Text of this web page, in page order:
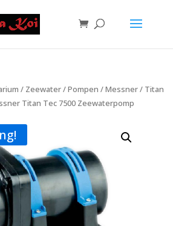
/ Zeewater/Pompen /Messner/ Titan
Titan Tec 7500 Zeewaterpomp